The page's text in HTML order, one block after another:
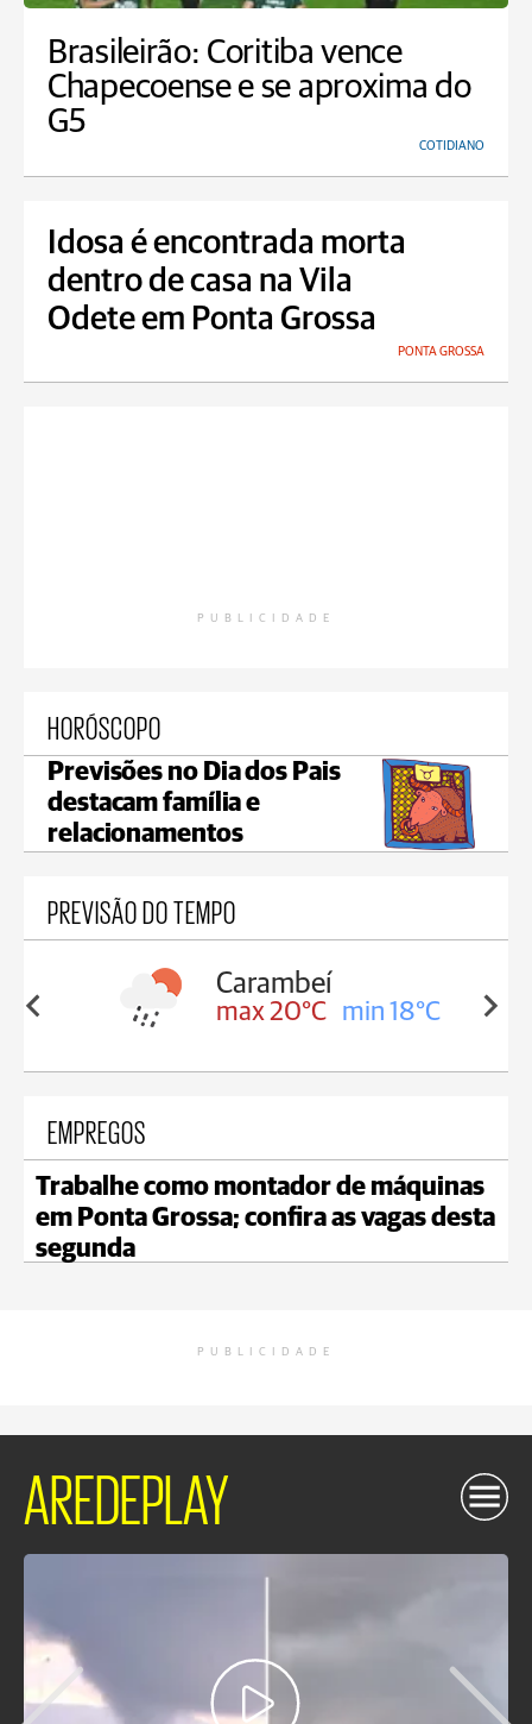
Brasileirão: Coritiba vence
Chapecoense e se aproxima do
G5
COTIDIANO
Idosa é encontrada morta
dentro de casa na Vila
Odete em Ponta Grossa
PONTA GROSSA
PUBLICIDADE
HORÓSCOPO
Previsões no Dia dos Pais
destacam família e
relacionamentos
PREVISÃO DO TEMPO
18°C
Carambeí
max 20°C min 18°C
EMPREGOS
Trabalhe como montador de máquinas
em Ponta Grossa; confira as vagas desta
segunda
PUBLICIDADE
AREDEPLAY